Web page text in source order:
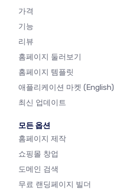
가격
기능
리뷰
홈페이지 둘러보기
홈페이지 템플릿
애플리케이션 마켓 (English)
최신 업데이트
모든 옵션
홈페이지 제작
쇼핑몰 창업
도메인 검색
무료 랜딩페이지 빌더